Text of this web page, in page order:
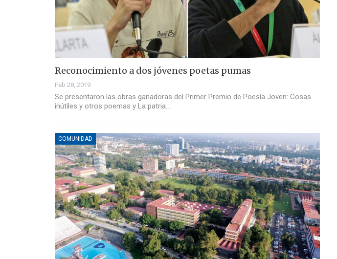
Reconocimiento a dos jóvenes poetas pumas
Feb 28, 2019
Se presentaron las obras ganadoras del Primer Premio de Poesía Joven: Cosas
inútiles y otros poemas y La patria…
COMUNIDAD